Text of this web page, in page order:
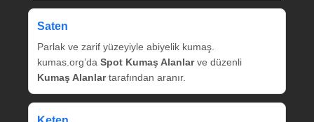
Saten
Parlak ve zarif yüzeyiyle abiyelik kumaş.
kumas.org’da Spot Kumaş Alanlarve düzenli
Kumaş Alanlartarafından aranır.